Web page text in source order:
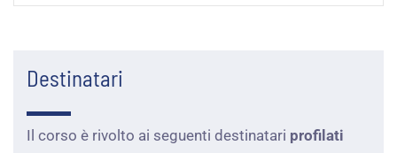
Destinatari
Il corso è rivolto ai seguenti destinatari profilati